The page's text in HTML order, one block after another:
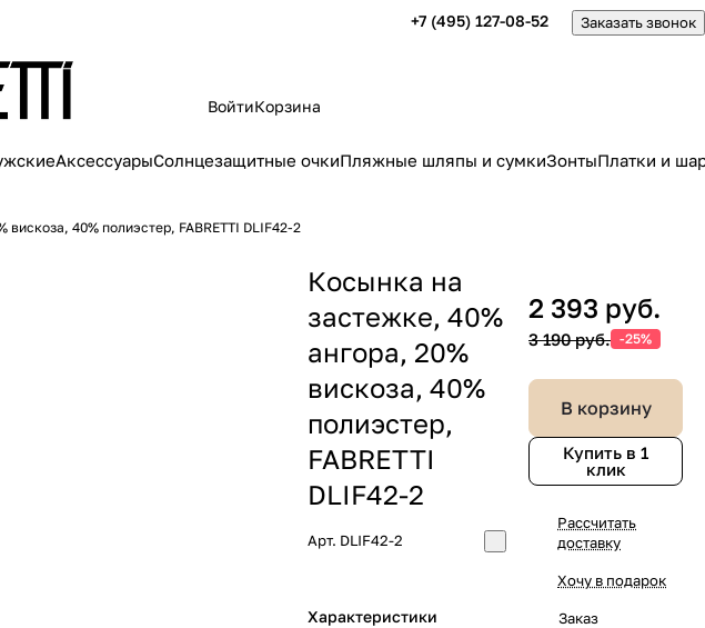
+7 (495) 127-08-52 Заказать звонок
ВойтиКорзина
АксессуарыСолнцезащитные очкиПляжные шляпы и сумкиЗонтыПлатки и
40% полиэстер, FABRETTI DLIF42-2
Косынка на
застежке, 40%
ангора, 20%
вискоза, 40%
полиэстер,
FABRETTI
DLIF42-2
Арт. DLIF42-2
Характеристики
2 393 руб.
3 190 руб. -25%
В корзину
Купить в 1
клик
Рассчитать
доставку
Хочу в подарок
Заказ